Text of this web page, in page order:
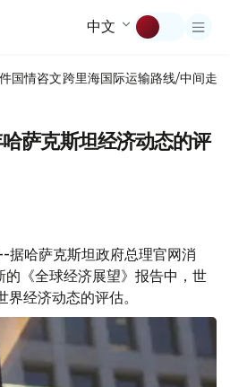
中文
国情咨文跨里海国际运输路线/中间走廊
萨克斯坦经济动态的评
据哈萨克斯坦政府总理官网消
《全球经济展望》报告中，世
经济动态的评估。